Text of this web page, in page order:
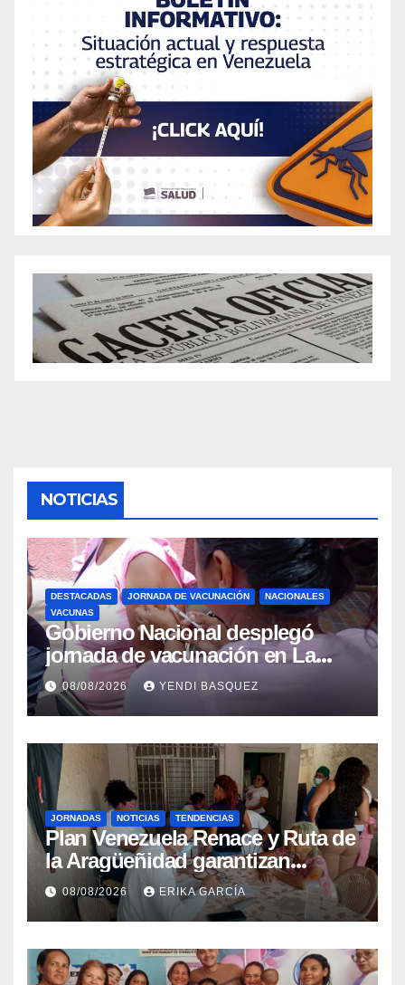
NOTICIAS
DESTACADAS JORNADA DE VACUNACIÓN
NACIONALES
VACUNAS
Gobierno Nacional desplegó
jornada de vacunación en La
Guaira para garantizar protección
epidemiológica
08/08/2026 YENDI BASQUEZ
JORNADAS NOTICIAS TENDENCIAS
Plan Venezuela Renace y Ruta de
la Aragüeñidad garantizan
atención médica integral en
Aragua
08/08/2026 ERIKA GARCÍA